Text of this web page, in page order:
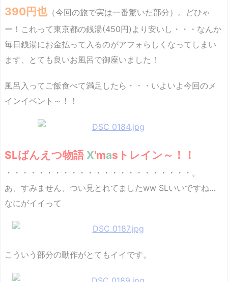
390円也（今回の旅で実は一番驚いた部分） 。どひゃ
ー！これって東京都の銭湯(450円)より安いし・・・なんか
毎日銭湯にお金払って入るのがアフォらしくなってしまい
ます、とても良いお風呂で御座いました！
風呂入ってご飯食べて満足したら・・・いよいよ今回のメ
インイベント～！！
SLばんえつ物語 X'masトレイン～！！
・・・・・・・・・・・・・・・・・・・・・・・。
あ、すみません、つい見とれてましたww SLいいですね…
なにがイイって
こういう部分の動作がとてもイイです。